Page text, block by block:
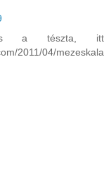
a tészta, itt
2011/04/mezeskala